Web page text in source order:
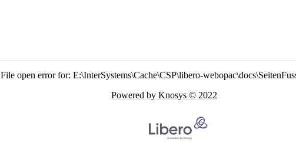
File open error for: E:\InterSystems\Cache\CSP\libero-
Powered by Knosys © 2022